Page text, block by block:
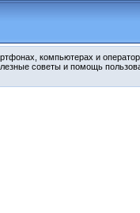
компьютерах и
советы и помощь